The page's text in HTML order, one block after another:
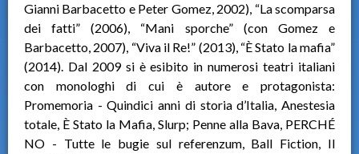
Gianni Barbacetto e Peter Gomez, 2002), “La scomparsa
dei fatti” (2006), “Mani sporche” (con Gomez e
Barbacetto, 2007), “Viva il Re!” (2013), “È Stato la mafia”
(2014). Dal 2009 si è esibito in numerosi teatri italiani
con monologhi di cui è autore e protagonista:
Promemoria - Quindici anni di storia d’Italia, Anestesia
totale, È Stato la Mafia, Slurp; Penne alla Bava, PERCHÉ
NO - Tutte le bugie sul referenzum, Ball Fiction, Il